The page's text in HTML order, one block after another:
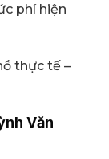
phí hiện
thực tế –
Văn